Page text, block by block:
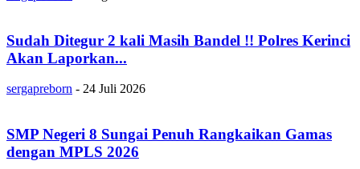
Sudah Ditegur 2 kali Masih Bandel !! Polres Kerinci
Akan Laporkan...
sergapreborn - 24 Juli 2026
SMP Negeri 8 Sungai Penuh Rangkaikan Gamas
dengan MPLS 2026